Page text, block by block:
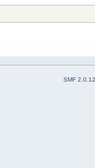
SMF 2.0.12